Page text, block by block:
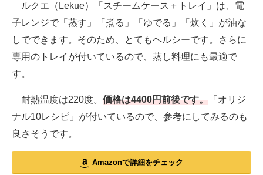
ルクエ（Lekue）「スチームケース＋トレイ」は、電
子レンジで「蒸す」「煮る」「ゆでる」「炊く」が油な
しでできます。そのため、とてもヘルシーです。さらに
専用のトレイが付いているので、蒸し料理にも最適で
す。
耐熱温度は220度。 価格は4400円前後です。 「オリジ
ナル10レシピ」が付いているので、参考にしてみるのも
良さそうです。
Amazonで詳細をチェック